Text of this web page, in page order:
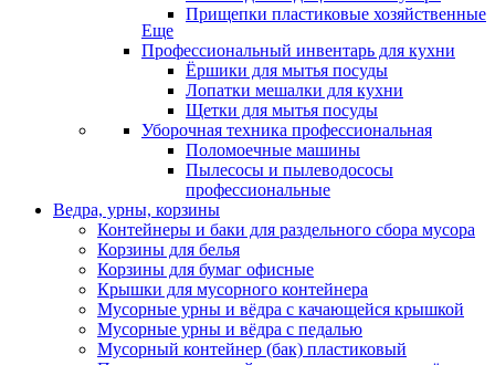
Прищепки пластиковые хозяйственные
Еще
Профессиональный инвентарь для кухни
Ёршики для мытья посуды
Лопатки мешалки для кухни
Щетки для мытья посуды
Уборочная техника профессиональная
Поломоечные машины
Пылесосы и пылеводососы
профессиональные
Ведра, урны, корзины
Контейнеры и баки для раздельного сбора мусора
Корзины для белья
Корзины для бумаг офисные
Крышки для мусорного контейнера
Мусорные урны и вёдра с качающейся крышкой
Мусорные урны и вёдра с педалью
Мусорный контейнер (бак) пластиковый